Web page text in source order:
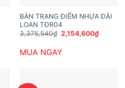
BÀN TRANG ĐIỂM NHỰA ĐÀI
LOAN TĐR04
3,375,540₫ Giá
gốc
3,375,540₫.
2,154,600₫Giá
hiện
MUA NGAY